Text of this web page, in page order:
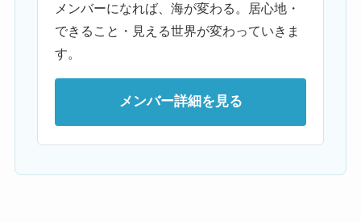
メンバーになれば、海が変わる。居心地・
できること・見える世界が変わっていきま
す。
メンバー詳細を見る